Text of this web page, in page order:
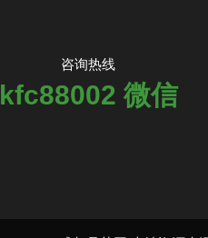
咨询热线
kfc88002 微信